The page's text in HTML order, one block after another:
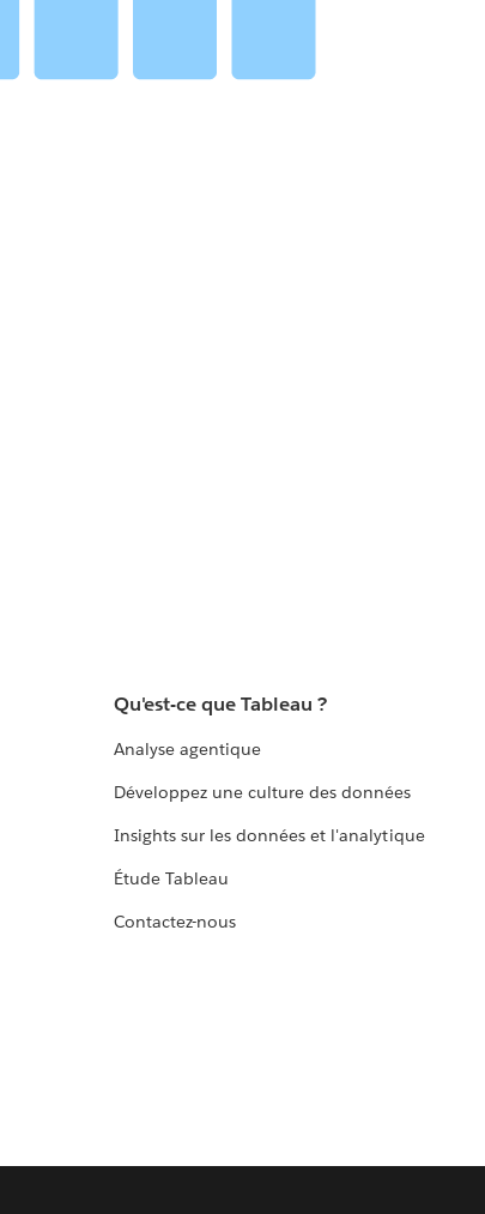
Qu'est-ce que Tableau ?
Analyse agentique
Développez une culture des données
Insights sur les données et l'analytique
Étude Tableau
Contactez-nous